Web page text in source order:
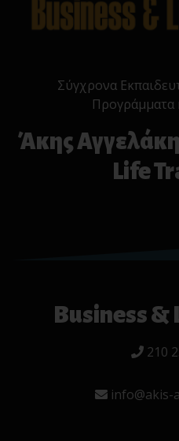
Σύγχρονα
Προγράμματα
Άκης
Life
Business &
210
info@akis-